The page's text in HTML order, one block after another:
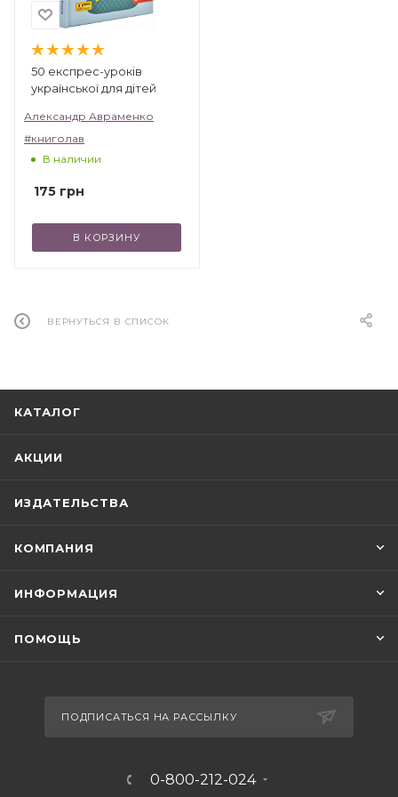
50 експрес-уроків
української для дітей
Александр Авраменко
#книголав
В наличии
175 грн
В КОРЗИНУ
ВЕРНУТЬСЯ В СПИСОК
КАТАЛОГ
АКЦИИ
ИЗДАТЕЛЬСТВА
КОМПАНИЯ
ИНФОРМАЦИЯ
ПОМОЩЬ
ПОДПИСАТЬСЯ НА РАССЫЛКУ
0-800-212-024